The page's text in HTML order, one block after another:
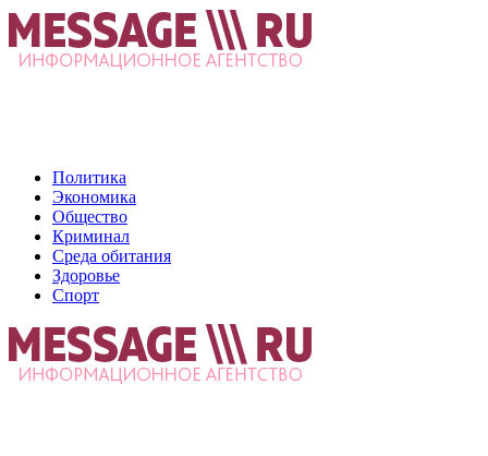
Политика
Экономика
Общество
Криминал
Среда обитания
Здоровье
Спорт